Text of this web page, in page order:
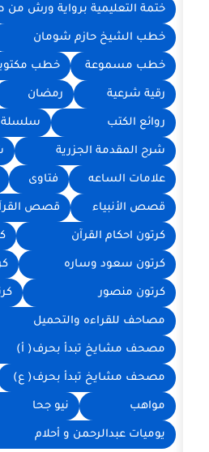
برواية ورش من طريق الشاطبية
شومان خطب مرئية
خطب مكتوبه دورية الضفادع
رمضان روائع القصص
سلسلة لماذا محمدا
الجزرية شرح رواية ورش
فتاوى فقه قرآن كريم
قصص القرآن كتب اطفال
كرتون اسلامي
كرتون فواز ونوره
كرتون منوع
والتحميل
تبدأ بحرف( أ)
تبدأ بحرف( ع) مقالات مقرأه
نيو جحا وثائقيات
و أحلام